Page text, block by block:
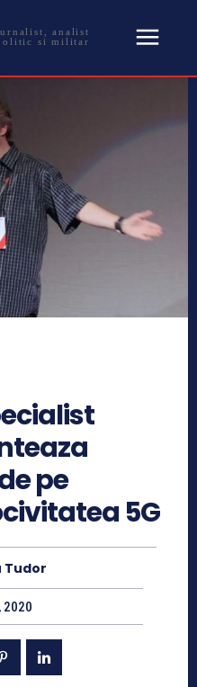
analist
si militar
pe
5G
Tudor
2020